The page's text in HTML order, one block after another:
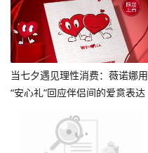
当七夕遇见理性消费：薇诺娜用
“安心礼”回应伴侣间的爱意表达